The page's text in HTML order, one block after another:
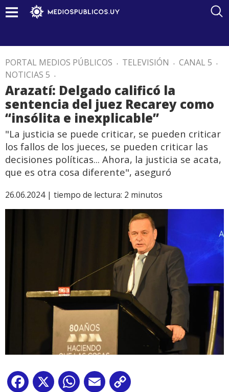
PORTAL MEDIOS PÚBLICOS . TELEVISIÓN . CANAL 5 .
NOTICIAS 5 .
Arazatí: Delgado calificó la
sentencia del juez Recarey como
“insólita e inexplicable”
"La justicia se puede criticar, se pueden criticar
los fallos de los jueces, se pueden criticar las
decisiones políticas... Ahora, la justicia se acata,
que es otra cosa diferente", aseguró
26.06.2024 | tiempo de lectura: 2 minutos
Facebook
X WhatsApp
Email